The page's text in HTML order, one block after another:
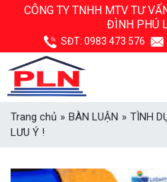
CÔNG TY TNHH MTV TƯ
ĐÌNH PHÚ
SĐT: 0983 473 576
Trang chủ » BÀN LUẬN » TÌNH
LƯU Ý !